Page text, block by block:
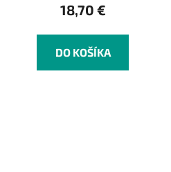
18,70 €
DO KOŠÍKA